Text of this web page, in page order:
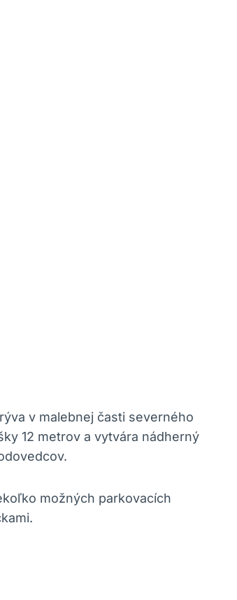
v malebnej časti severného
12 metrov a vytvára nádherný
možných parkovacích